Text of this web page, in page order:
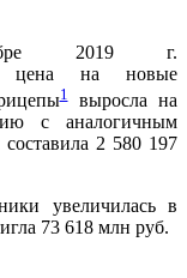
2019 г.
цена на новые
1выросла на
с аналогичным
2 580 197
увеличилась в
73 618 млн руб.